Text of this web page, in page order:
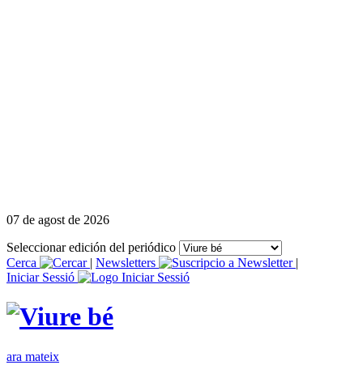
07 de agost de 2026
Seleccionar edición del periódico
Cerca
| Newsletters
|
Iniciar Sessió
ara mateix